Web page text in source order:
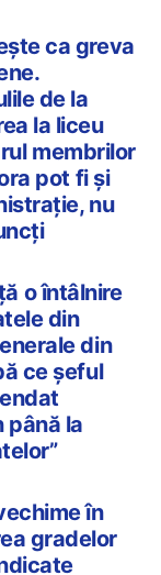
ca greva
de la
la liceu
membrilor
pot fi și
nu
o întâlnire
din
din
ce șeful
până la
în
gradelor